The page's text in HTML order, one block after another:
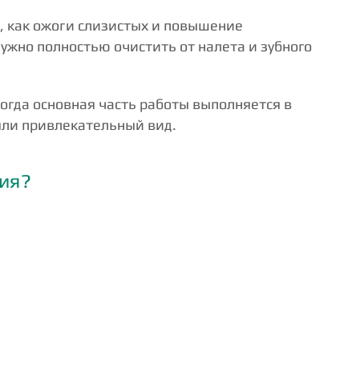
как ожоги слизистых и повышение
полностью очистить от налета и зубного
основная часть работы выполняется в
привлекательный вид.